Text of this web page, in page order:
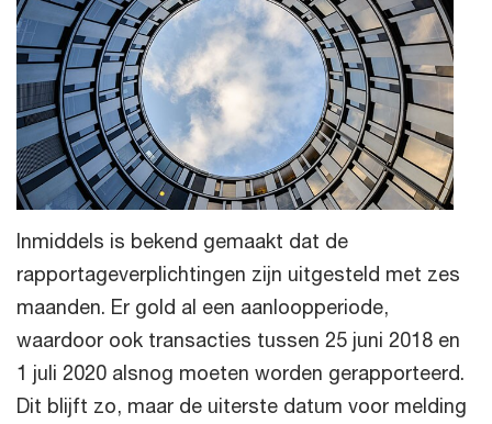
Inmiddels is bekend gemaakt dat de
rapportageverplichtingen zijn uitgesteld met zes
maanden. Er gold al een aanloopperiode,
waardoor ook transacties tussen 25 juni 2018 en
1 juli 2020 alsnog moeten worden gerapporteerd.
Dit blijft zo, maar de uiterste datum voor melding